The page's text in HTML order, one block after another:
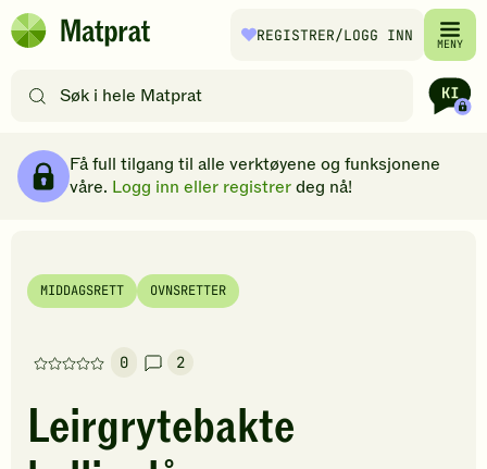
Hopp til hovedinnhold
Matprat
REGISTRER/LOGG INN MENY
etter
filtre
Få full tilgang til alle verktøyene og funksjonene
våre. Logg inn eller registrerdeg nå!
MIDDAGSRETT OVNSRETTER
0
Denne
har
foreløpig
2
Leirgrytebakte